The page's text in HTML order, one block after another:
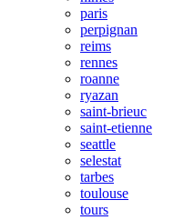
paris
perpignan
reims
rennes
roanne
ryazan
saint-brieuc
saint-etienne
seattle
selestat
tarbes
toulouse
tours